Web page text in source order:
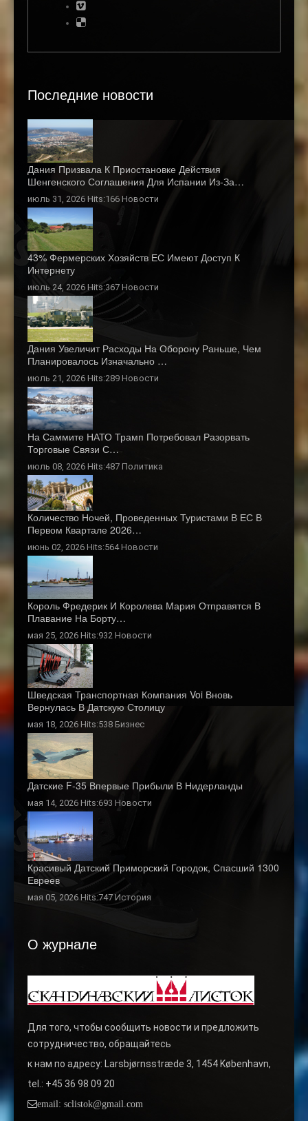
Последние новости
Дания Призвала К Приостановке Действия
Шенгенского Соглашения Для Испании Из-За…
июль 31, 2026 Hits:166 Новости
43% Фермерских Хозяйств ЕС Имеют Доступ К
Интернету
июль 24, 2026 Hits:367 Новости
Дания Увеличит Расходы На Оборону Раньше, Чем
Планировалось Изначально …
июль 21, 2026 Hits:289 Новости
На Саммите НАТО Трамп Потребовал Разорвать
Торговые Связи С…
июль 08, 2026 Hits:487 Политика
Количество Ночей, Проведенных Туристами В ЕС В
Первом Квартале 2026…
июнь 02, 2026 Hits:564Новости
Король Фредерик И Королева Мария Отправятся В
Плавание На Борту…
мая 25, 2026 Hits:932 Новости
Шведская Транспортная Компания Voi Вновь
Вернулась В Датскую Столицу
мая 18, 2026 Hits:538 Бизнес
Датские F-35 Впервые Прибыли В Нидерланды
мая 14, 2026 Hits:693 Новости
Красивый Датский Приморский Городок, Спасший 1300
Евреев
мая 05, 2026 Hits:747 История
О журнале
Для того, чтобы сообщить новости и предложить
сотрудничество, обращайтесь
к нам по адресу: Larsbjørnsstræde 3, 1454 København,
tel.: +45 36 98 09 20
email: sclistok@gmail.com